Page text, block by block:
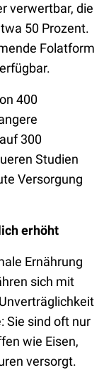
verwertbar, die
50 Prozent.
Folatform
400
300
Studien
Versorgung
erhöht
Ernährung
sich mit
Sie sind oft nur
wie Eisen,
versorgt.